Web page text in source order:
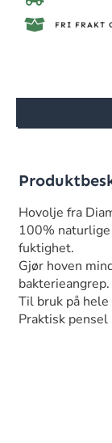
FRI FRAKT
Hovolje fra
100%
fuktighet.
Gjør hoven
bakterieangrep.
Til bruk på hele
Praktisk